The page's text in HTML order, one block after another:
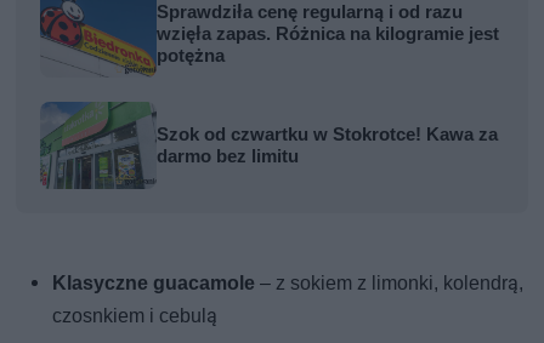
Sprawdziła cenę regularną i od razu
wzięła zapas. Różnica na kilogramie jest
potężna
Szok od czwartku w Stokrotce! Kawa za
darmo bez limitu
Klasyczne guacamole – z sokiem z limonki, kolendrą,
czosnkiem i cebulą